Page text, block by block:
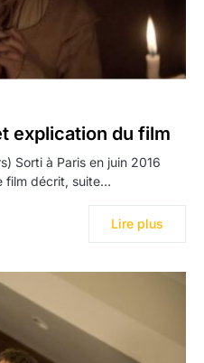
explication du film
Sorti à Paris en juin 2016
film décrit, suite…
Lire plus